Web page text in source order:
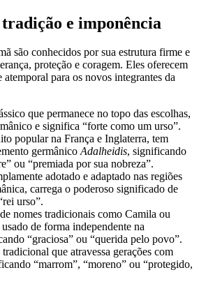
e imponência
são conhecidos por sua estrutura firme e
proteção e coragem. Eles oferecem
atemporal para os novos integrantes da
que permanece no topo das escolhas,
e significa “forte como um urso”.
popular na França e Inglaterra, tem
germânicoAdalheidis, significando
ou “premiada por sua nobreza”.
adotado e adaptado nas regiões
carrega o poderoso significado de
urso”.
nomes tradicionais como Camila ou
de forma independente na
“graciosa” ou “querida pelo povo”.
que atravessa gerações com
“marrom”, “moreno” ou “protegido,